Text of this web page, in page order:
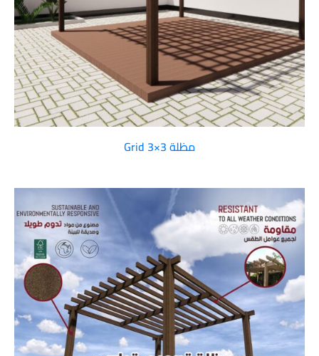
مظلة Grid 3×3